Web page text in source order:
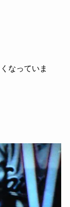
なっていま